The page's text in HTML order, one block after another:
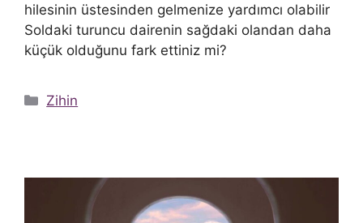
hilesinin üstesinden gelmenize yardımcı olabilir
Soldaki turuncu dairenin sağdaki olandan daha
küçük olduğunu fark ettiniz mi?
Kategoriler
Zihin